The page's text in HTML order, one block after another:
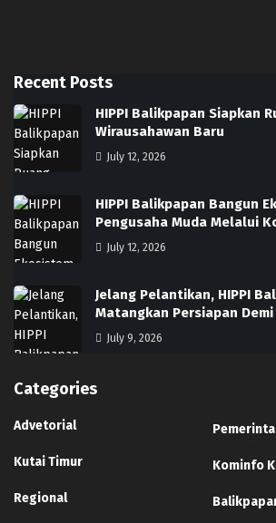
Recent Posts
HIPPI Balikpapan Siapkan
Wirausahawan Baru
July 12, 2026
HIPPI Balikpapan Bangun
Pengusaha Muda Melalui
July 12, 2026
Jelang Pelantikan, HIPPI
Matangkan Persiapan
July 9, 2026
Categories
Advetorial
Kutai Timur
Regional
Kominfo